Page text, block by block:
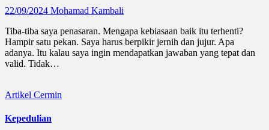
22/09/2024 Mohamad Kambali
Tiba-tiba saya penasaran. Mengapa kebiasaan baik itu terhenti?
Hampir satu pekan. Saya harus berpikir jernih dan jujur. Apa
adanya. Itu kalau saya ingin mendapatkan jawaban yang tepat dan
valid. Tidak…
Artikel Cermin
Kepedulian